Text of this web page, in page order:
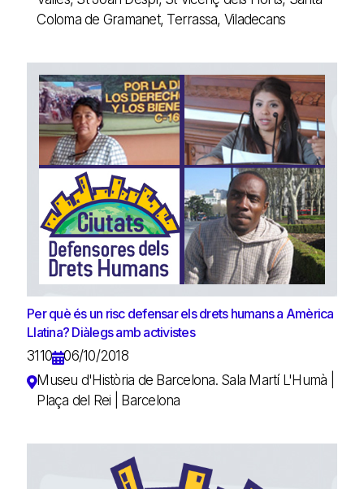
Coloma de Gramanet, Terrassa, Viladecans
Per què és un risc defensar els drets humans a Amèrica
Llatina? Diàlegs amb activistes
3110
06/10/2018
Museu d'Història de Barcelona. Sala Martí L'Humà |
Plaça del Rei | Barcelona